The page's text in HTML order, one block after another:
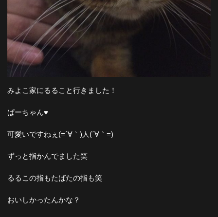
みよこ家にるること行きました！
ぱーちゃん♥︎
可愛いですねぇ(=´∀｀)人(´∀｀=)
ずっと指かんでました笑
るるこの指もたばたの指も笑
おいしかったんかな？